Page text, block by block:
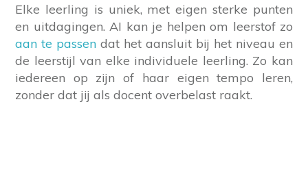
Elke leerling is uniek, met eigen sterke punten
en uitdagingen. AI kan je helpen om leerstof zo
aan te passen dat het aansluit bij het niveau en
de leerstijl van elke individuele leerling. Zo kan
iedereen op zijn of haar eigen tempo leren,
zonder dat jij als docent overbelast raakt.